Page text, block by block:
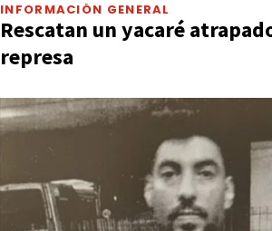
INFORMACIÓN GENERAL
Rescatan un yacaré
represa